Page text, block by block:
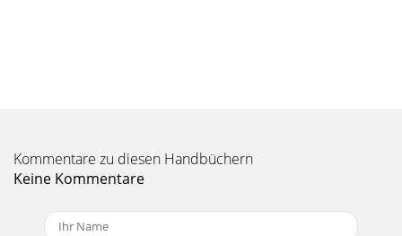
Kommentare zu diesen Handbüchern
Keine Kommentare